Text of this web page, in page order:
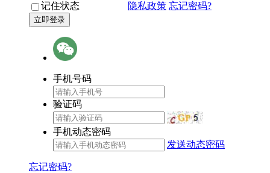
记住状态 隐私政策 忘记密码?
手机号码
验证码
手机动态密码
发送动态密码
忘记密码?